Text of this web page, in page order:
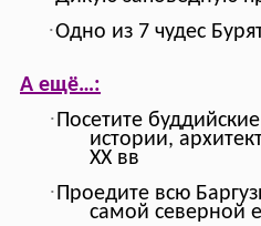
·Одно из 7 чудес
А ещё…:
· Посетите
истории,
XX вв
·Проедите всю
самой северной